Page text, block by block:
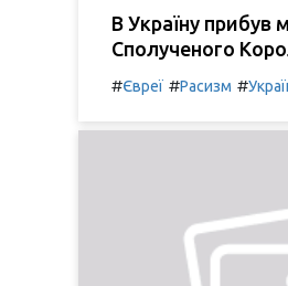
В Україну прибув
Сполученого
#Євреї #Расизм #